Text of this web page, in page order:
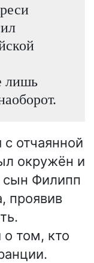
лишь
отчаянной
окружён и
сын Филипп
проявив
о том, кто